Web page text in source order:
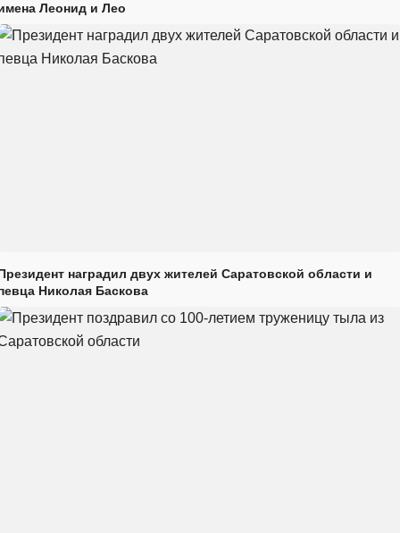
Леонид и Лео
наградил двух жителей Саратовской области и
Николая Баскова